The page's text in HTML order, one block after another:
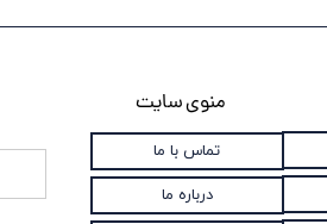
منوی سایت
تماس با ما
درباره ما